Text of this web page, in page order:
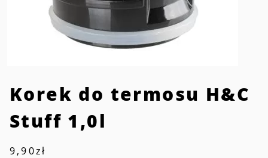
Korek do termosu H&C
Stuff 1,0l
9,90zł